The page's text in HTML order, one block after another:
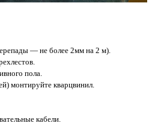
— не более 2мм на 2 м).
пола.
монтируйте кварцвинил.
кабели.